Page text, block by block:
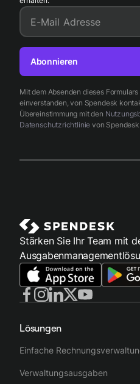
E-Mail Adresse
Mit dem Absenden dieses
einverstanden, von Spendesk
Übereinstimmung mit den
Datenschutzrichtlinie von Spendesk.
Abonnieren
Stärken Sie Ihr Team mit
Lösungen
Einfache
Verwaltungsausgaben